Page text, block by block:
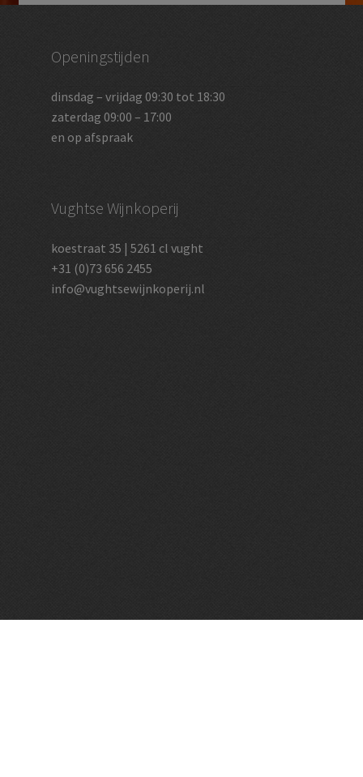
Openingstijden
dinsdag – vrijdag 09:30 tot 18:30
zaterdag 09:00 – 17:00
en op afspraak
Vughtse Wijnkoperij
koestraat 35 | 5261 cl vught
+31 (0)73 656 2455
info@vughtsewijnkoperij.nl